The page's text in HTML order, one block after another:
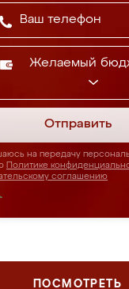
Желаемый
Отправить
на передачу
Политике
соглашению
ПОСМОТРЕТЬ